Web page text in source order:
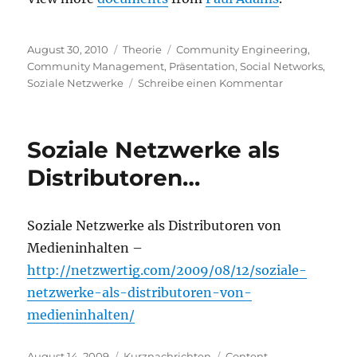
Veröffentlicht
am
August 30, 2010 Kategorien
Theorie Schlagwörter
Community Engineering,
Community Management, Präsentation,Social Networks,
Soziale Netzwerke
Schreibe einen Kommentarzu
Soziale Netzwerke als
Distributoren…
Soziale Netzwerke als Distributoren von
Medieninhalten –
http://netzwertig.com/2009/08/12/soziale-
netzwerke-als-distributoren-von-
medieninhalten/